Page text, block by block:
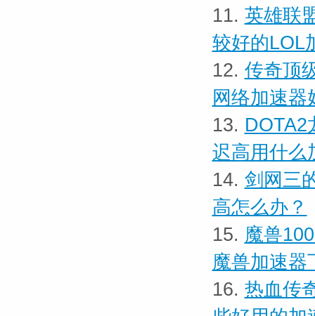
11. 英雄联
较好的LOL
12. 传奇顶
网络加速器
13. DOTA2
迟高用什么
14. 剑网三
高怎么办？
15. 魔兽
魔兽加速器
16. 热血传